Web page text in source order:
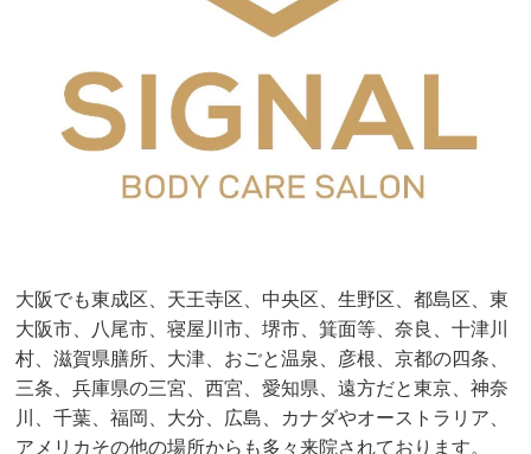
大阪でも東成区、天王寺区、中央区、生野区、都島区、東
大阪市、八尾市、寝屋川市、堺市、箕面等、奈良、十津川
村、滋賀県膳所、大津、おごと温泉、彦根、京都の四条、
三条、兵庫県の三宮、西宮、愛知県、遠方だと東京、神奈
川、千葉、福岡、大分、広島、カナダやオーストラリア、
アメリカその他の場所からも多々来院されております。